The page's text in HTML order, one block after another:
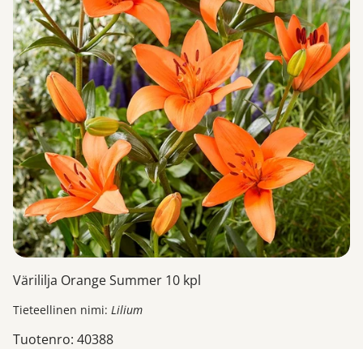
Värililja Orange Summer 10 kpl
Tieteellinen nimi: Lilium
Tuotenro: 40388